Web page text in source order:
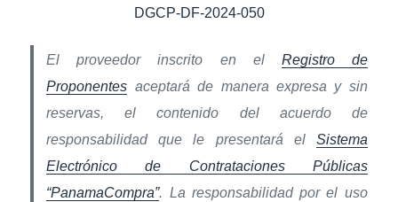
DGCP-DF-2024-050
El proveedor inscrito en el Registro de
Proponentes aceptará de manera expresa y sin
reservas, el contenido del acuerdo de
responsabilidad que le presentará el Sistema
Electrónico de Contrataciones Públicas
“PanamaCompra”. La responsabilidad por el uso